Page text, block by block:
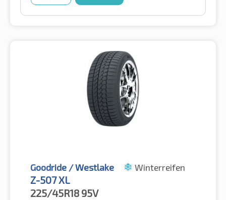
Goodride / Westlake Winterreifen
Z-507 XL
225/45R18 95V